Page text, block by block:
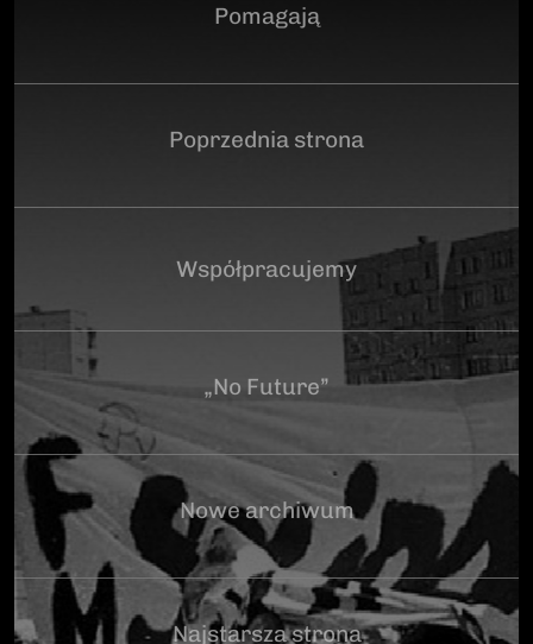
Pomagają
Poprzednia strona
Współpracujemy
„No Future”
Nowe archiwum
Najstarsza strona